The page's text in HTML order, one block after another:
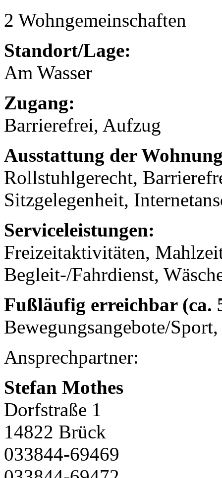
2 Wohngemeinschaften
Standort/Lage:
Am Wasser
Zugang:
Barrierefrei, Aufzug
Ausstattung der
Rollstuhlgerecht,
Sitzgelegenheit,
Serviceleistungen:
Freizeitaktivitäten,
Begleit-/Fahrdienst,
Fußläufig erreichbar (ca.
Bewegungsangebote/
Ansprechpartner:
Stefan Mothes
Dorfstraße 1
14822 Brück
033844-69469